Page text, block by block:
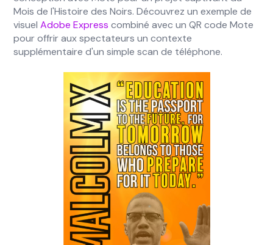
Mois de l'Histoire des Noirs. Découvrez un exemple de
visuelAdobe Express combiné avec un QR code Mote
pour offrir aux spectateurs un contexte
supplémentaire d'un simple scan de téléphone.